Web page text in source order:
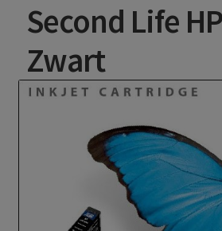
Second Life
Zwart